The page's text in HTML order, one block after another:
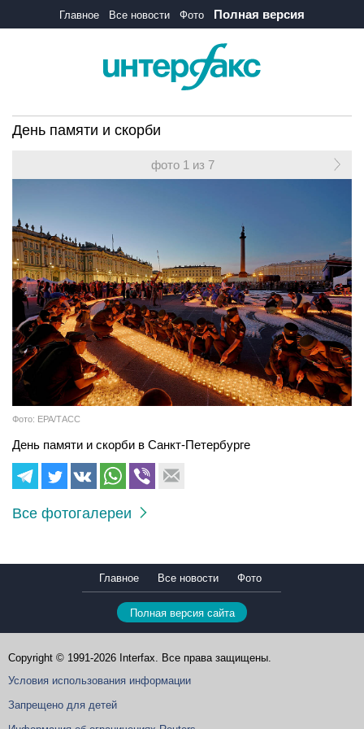
Главное Все новости Фото Полная версия
День памяти и скорби
фото 1 из 7
Фото: EPA/ТАСС
День памяти и скорби в Санкт-Петербурге
Все фотогалереи
Главное Все новости Фото
Полная версия сайта
Copyright © 1991-2026 Interfax. Все права защищены.
Условия использования информации
Запрещено для детей